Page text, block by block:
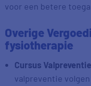
voor een betere
Overige
fysiotherapie
Cursus
valpreventie